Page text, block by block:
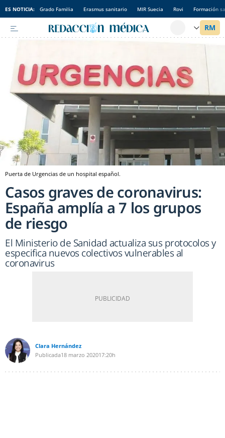
ES NOTICIA: Grado Familia Erasmus sanitario MIR Suecia Rovi Formación
Puerta de Urgencias de un hospital español.
Casos graves de coronavirus:
España amplía a 7 los grupos
de riesgo
El Ministerio de Sanidad actualiza sus protocolos y
especifica nuevos colectivos vulnerables al
coronavirus
Clara Hernández
Publicada18 marzo 202017:20h